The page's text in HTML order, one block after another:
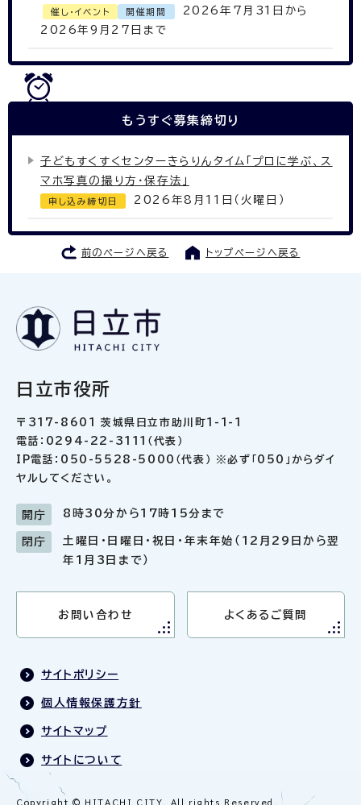
催し・イベント 開催期間
2026年7月31日から
2026年9月27日まで
もうすぐ募集締切り
子どもすくすくセンターきらりんタイム「プロに学ぶ、ス
マホ写真の撮り方・保存法」
申し込み締切日 2026年8月11日（火曜日）
前のページへ戻る トップページへ戻る
日立市役所
〒317-8601 茨城県日立市助川町1-1-1
電話：0294-22-3111（代表）
IP電話：050-5528-5000（代表） ※必ず「050」からダイ
ヤルしてください。
開庁 8時30分から17時15分まで
閉庁
土曜日・日曜日・祝日・年末年始（12月29日から翌
年1月3日まで）
お問い合わせ よくあるご質問
サイトポリシー
個人情報保護方針
サイトマップ
サイトについて
Copyright © HITACHI CITY. All rights Reserved.